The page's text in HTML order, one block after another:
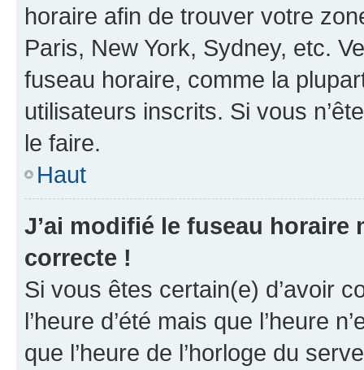
horaire afin de trouver votre
Paris, New York, Sydney, etc.
fuseau horaire, comme la
utilisateurs inscrits. Si vous
le faire.
Haut
J’ai modifié le fuseau horaire
correcte !
Si vous êtes certain(e) d’avoir
l’heure d’été mais que l’heure
que l’heure de l’horloge du